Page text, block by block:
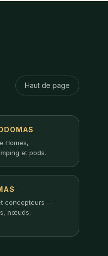
Haut de page
Homes,
et pods.
concepteurs —
nœuds,